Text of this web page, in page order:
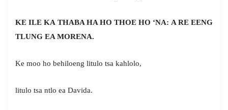
KE ILE KA THABA HA HO THOE HO ‘NA: A RE EENG
TLUNG EA MORENA.
Ke moo ho behiloeng litulo tsa kahlolo,
litulo tsa ntlo ea Davida.